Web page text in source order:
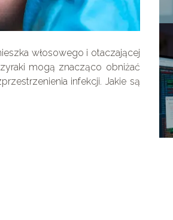
włosowego i otaczającej
mogą znacząco obniżać
infekcji. Jakie są